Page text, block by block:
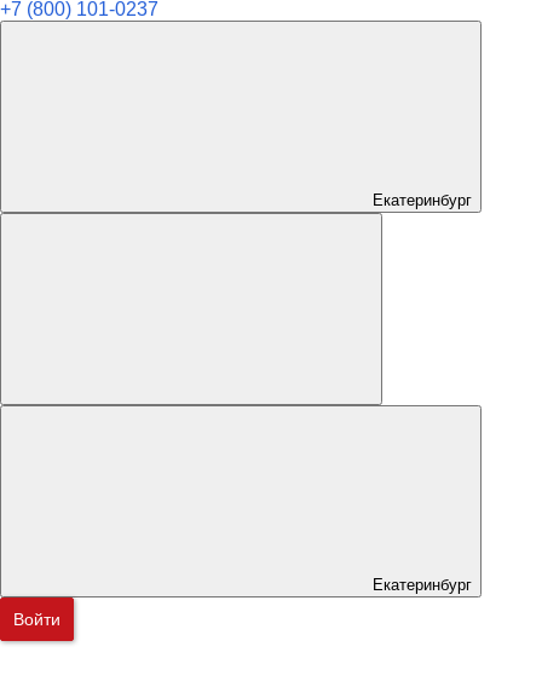
+7 (800) 101-0237
Екатеринбург
Екатеринбург
Войти